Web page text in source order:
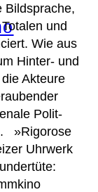
Bildsprache,
und
Wie aus
Hinter- und
Akteure
Polit-
»Rigorose
Uhrwerk